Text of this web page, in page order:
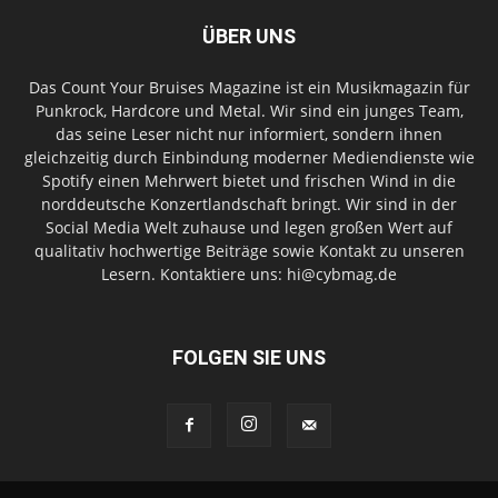
ÜBER UNS
Das Count Your Bruises Magazine ist ein Musikmagazin für
Punkrock, Hardcore und Metal. Wir sind ein junges Team,
das seine Leser nicht nur informiert, sondern ihnen
gleichzeitig durch Einbindung moderner Mediendienste wie
Spotify einen Mehrwert bietet und frischen Wind in die
norddeutsche Konzertlandschaft bringt. Wir sind in der
Social Media Welt zuhause und legen großen Wert auf
qualitativ hochwertige Beiträge sowie Kontakt zu unseren
Lesern. Kontaktiere uns: hi@cybmag.de
FOLGEN SIE UNS